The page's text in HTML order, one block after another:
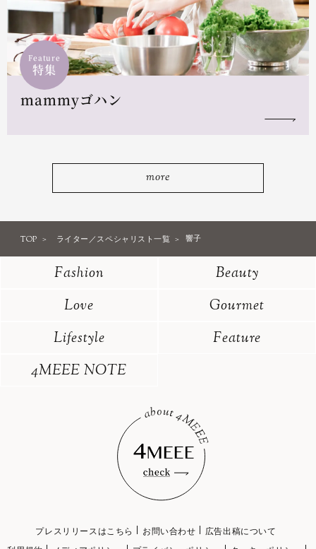
Feature
特集
mammyゴハン
more
TOP ライター／スペシャリスト一覧 響子
Fashion
Beauty
Love
Gourmet
Lifestyle
Feature
4MEEE NOTE
プレスリリースはこちら お問い合わせ
広告出稿について